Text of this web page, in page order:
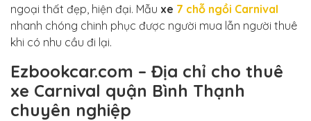
ngoại thất đẹp, hiện đại. Mẫu xe 7 chỗ ngồi Carnival
nhanh chóng chinh phục được người mua lẫn người thuê
khi có nhu cầu đi lại.
Ezbookcar.com – Địa chỉ cho thuê
xe Carnival quận Bình Thạnh
chuyên nghiệp